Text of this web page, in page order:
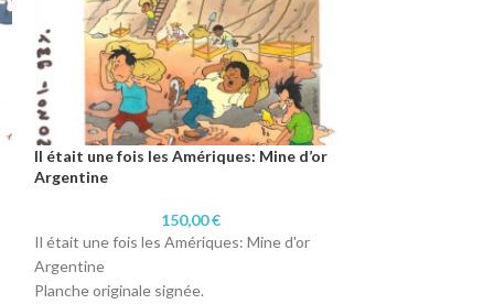
Il était une fois les Amériques: Mine d’or
Argentine
150,00€
Il était une fois les Amériques: Mine d'or
Argentine
Planche originale signée.